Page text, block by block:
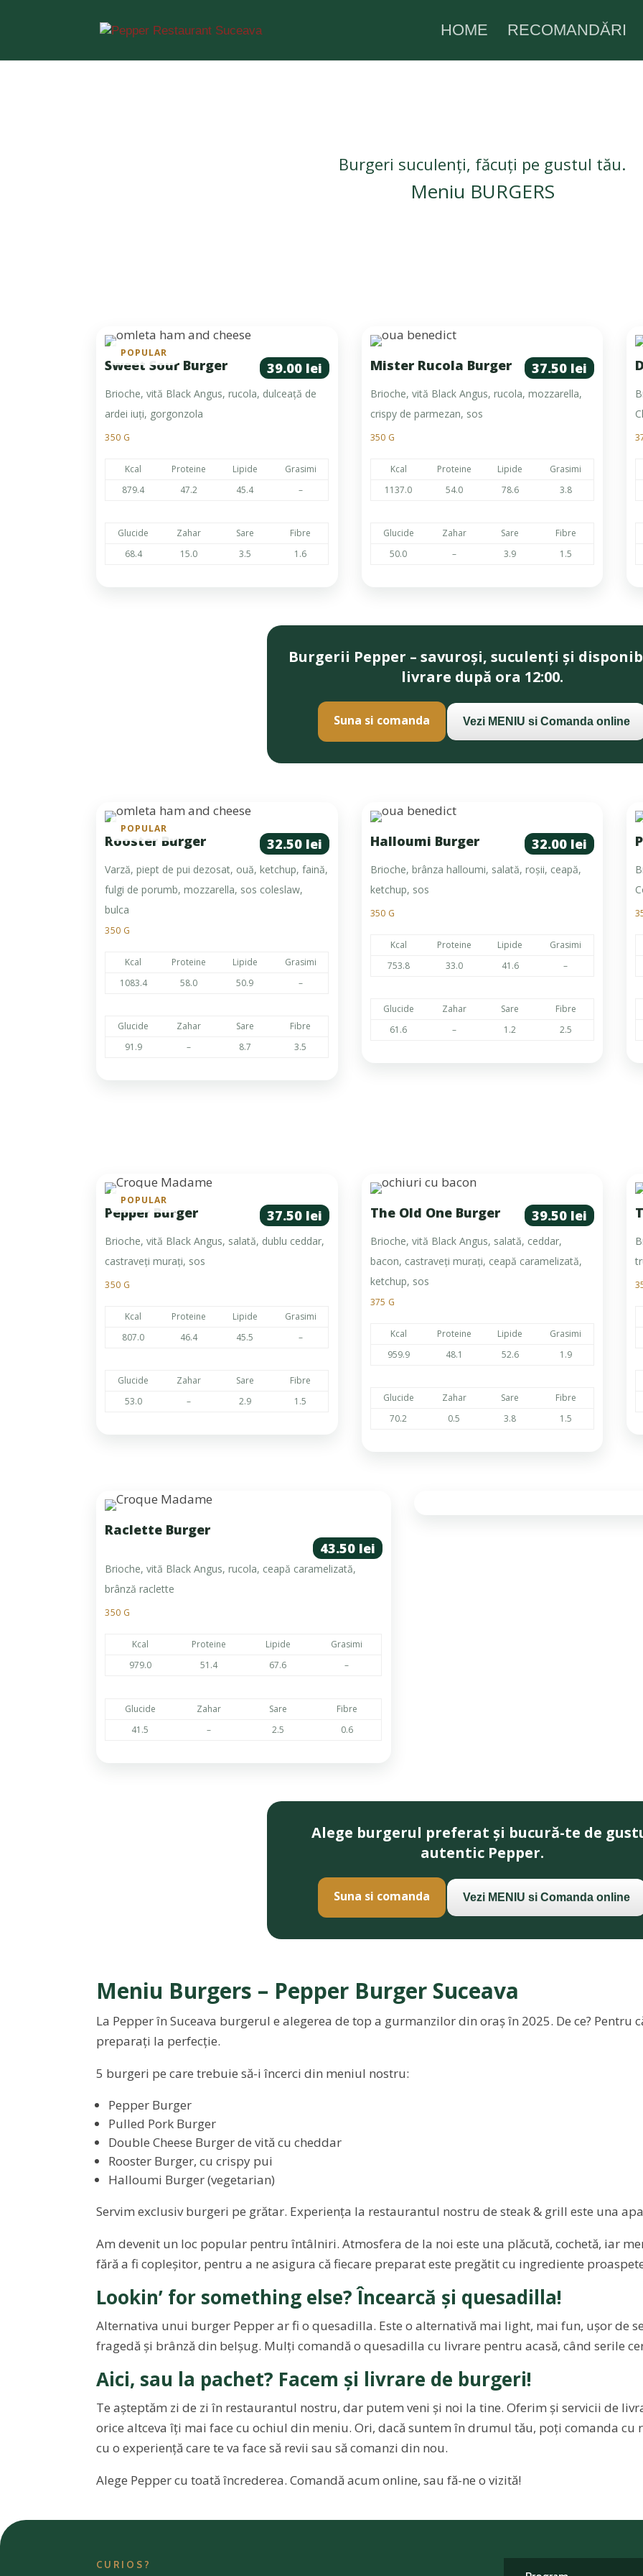
HOME RECOMANDĂRI
Burgeri suculenți, făcuți pe gustul tău.
Meniu BURGERS
POPULAR
Sweet Sour Burger 39.00 lei
Brioche, vită Black Angus, rucola, dulceață de
ardei iuți, gorgonzola
350 G
Kcal Proteine Lipide
Grasimi
879.4
47.2 45.4 –
Glucide Zahar Sare
Fibre
68.4
15.0 3.5 1.6
Mister Rucola Burger 37.50 lei
Brioche, vită Black Angus, rucola, mozzarella,
crispy de parmezan, sos
350 G
Kcal Proteine Lipide
Grasimi
1137.0
54.0 78.6 3.8
Glucide Zahar Sare
Fibre
50.0
– 3.9 1.5
Burgerii Pepper – savuroși, suculenți și
livrare după ora 12:00.
Suna si comanda Vezi MENIU si Comanda online
POPULAR
Rooster Burger 32.50 lei
Varză, piept de pui dezosat, ouă, ketchup, faină,
fulgi de porumb, mozzarella, sos coleslaw,
bulca
350 G
Kcal Proteine Lipide
Grasimi
1083.4
58.0 50.9 –
Glucide Zahar Sare
Fibre
91.9
– 8.7 3.5
Halloumi Burger 32.00 lei
Brioche, brânza halloumi, salată, roșii, ceapă,
ketchup, sos
350 G
Kcal Proteine Lipide
Grasimi
753.8
33.0 41.6 –
Glucide Zahar Sare
Fibre
61.6
– 1.2 2.5
POPULAR
Pepper Burger 37.50 lei
Brioche, vită Black Angus, salată, dublu ceddar,
castraveți murați, sos
350 G
Kcal Proteine Lipide
Grasimi
807.0
46.4 45.5 –
Glucide Zahar Sare
Fibre
53.0
– 2.9 1.5
The Old One Burger 39.50 lei
Brioche, vită Black Angus, salată, ceddar,
bacon, castraveți murați, ceapă caramelizată,
ketchup, sos
375 G
Kcal Proteine Lipide
Grasimi
959.9
48.1 52.6 1.9
Glucide Zahar Sare
Fibre
70.2
0.5 3.8 1.5
Raclette Burger
43.50 lei
Brioche, vită Black Angus, rucola, ceapă caramelizată,
brânză raclette
350 G
Kcal Proteine Lipide
Grasimi
979.0
51.4 67.6 –
Glucide Zahar Sare
Fibre
41.5
– 2.5 0.6
Alege burgerul preferat și bucură-te de
autentic Pepper.
Suna si comanda Vezi MENIU si Comanda online
Meniu Burgers – Pepper Burger Suceava
La Pepper în Suceava burgerul e alegerea de top a gurmanzilor din oraș în 2025. De ce? Pentru
preparați la perfecție.
5 burgeri pe care trebuie să-i încerci din meniul nostru:
Pepper Burger
Pulled Pork Burger
Double Cheese Burger de vită cu cheddar
Rooster Burger, cu crispy pui
Halloumi Burger (vegetarian)
Servim exclusiv burgeri pe grătar. Experiența la restaurantul nostru de steak & grill este una
Am devenit un loc popular pentru întâlniri. Atmosfera de la noi este una plăcută, cochetă, iar
fără a fi copleșitor, pentru a ne asigura că fiecare preparat este pregătit cu ingrediente
Lookin’ for something else? Încearcă și quesadilla!
Alternativa unui burger Pepper ar fi o quesadilla. Este o alternativă mai light, mai fun, ușor de
fragedă și brânză din belșug. Mulți comandă o quesadilla cu livrare pentru acasă, când serile
Aici, sau la pachet? Facem și livrare de burgeri!
Te așteptăm zi de zi în restaurantul nostru, dar putem veni și noi la tine. Oferim și servicii de
orice altceva îți mai face cu ochiul din meniu. Ori, dacă suntem în drumul tău, poți comanda cu
cu o experiență care te va face să revii sau să comanzi din nou.
Alege Pepper cu toată încrederea. Comandă acum online, sau fă-ne o vizită!
CURIOS?